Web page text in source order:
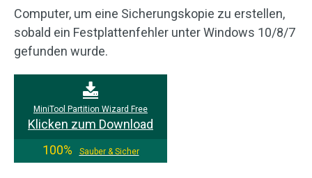
Computer, um eine Sicherungskopie zu erstellen,
sobald ein Festplattenfehler unter Windows 10/8/7
gefunden wurde.
MiniTool Partition Wizard Free
Klicken zum Download
100%
Sauber & Sicher